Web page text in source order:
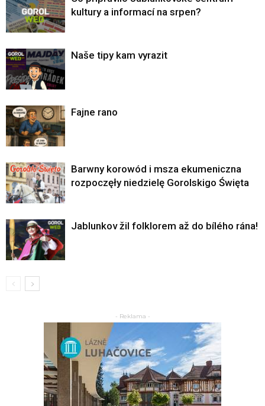
kultury a informací na srpen?
Naše tipy kam vyrazit
Fajne rano
Barwny korowód i msza ekumeniczna
rozpoczęły niedzielę Gorolskigo Święta
Jablunkov žil folklorem až do bílého rána!
- Reklama -